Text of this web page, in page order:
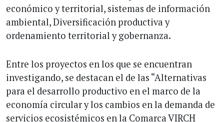
económico y territorial, sistemas de información
ambiental, Diversificación productiva y
ordenamiento territorial y gobernanza.
Entre los proyectos en los que se encuentran
investigando, se destacan el de las “Alternativas
para el desarrollo productivo en el marco de la
economía circular y los cambios en la demanda de
servicios ecosistémicos en la Comarca VIRCH